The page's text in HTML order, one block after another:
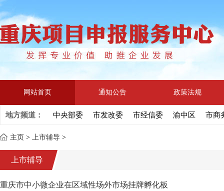
网站首页 通知公告 政策法规
地方频道： 中央部委 市发改委 市经信委 渝中区 市商
主页 > 上市辅导 >
上市辅导
重庆市中小微企业在区域性场外市场挂牌孵化板